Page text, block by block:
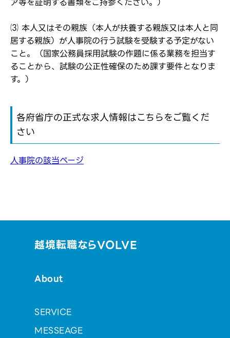
⑶ 本人又はその親族（本人が扶養する親族又は本人と同
居する親族）が人事院の行う試験を受験する予定がない
こと。（国家公務員採用試験の作題に係る業務を担当す
ることから、試験の公正性確保のため課す要件となりま
す。）
各府省庁の正式な求人情報はこちらをご覧くだ
さい
人事院の該当ページ
越境転職ならVOLVE
About
SERVICE
MESSEAGE